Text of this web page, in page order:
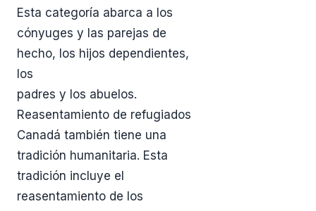
Esta categoría abarca a los
cónyuges y las parejas de
hecho, los hijos dependientes,
los
padres y los abuelos.
Reasentamiento de refugiados
Canadá también tiene una
tradición humanitaria. Esta
tradición incluye el
reasentamiento de los